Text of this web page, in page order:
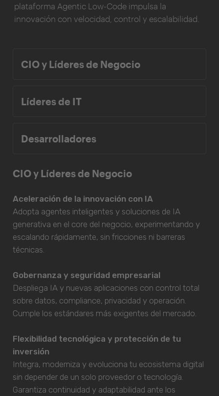
plataforma Agentic Low-Code impulsa la
innovación con velocidad, control y escalabilidad.
CIO y Líderes de Negocio
Líderes de IT
Desarrolladores
CIO y Líderes de Negocio
Aceleración de la innovación con IA
Adopta agentes inteligentes y soluciones de IA
generativa en el core del negocio, experimentando y
escalando rápidamente, sin fricciones ni barreras
técnicas.
Gobernanza y seguridad empresarial
Despliega IA y nuevas aplicaciones con control total
sobre datos, compliance, privacidad y operación.
Cumple los estándares más exigentes del mercado.
Flexibilidad tecnológica y protección de tu
inversión
Integra, moderniza y evoluciona tu ecosistema digital
sin depender de un solo proveedor o tecnología.
Garantiza continuidad y adaptabilidad ante los